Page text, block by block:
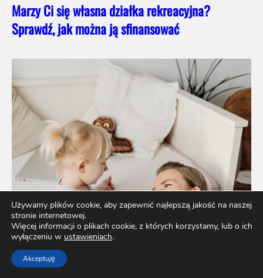
Marzy Ci się własna działka rekreacyjna?
Sprawdź, jak można ją sfinansować
Używamy plików cookie, aby zapewnić najlepszą jakość na naszej
stronie internetowej.
Więcej informacji o plikach cookie, z których korzystamy, lub o ich
wyłączeniu w ustawieniach.
Akceptuję